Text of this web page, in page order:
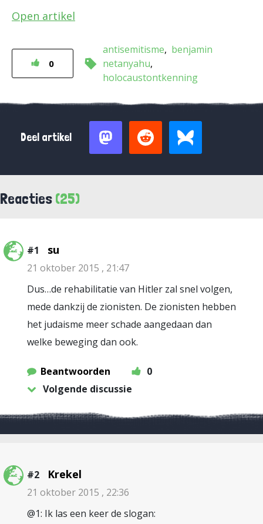
Open artikel
0
antisemitisme
benjamin
netanyahu
holocaustontkenning
Deel artikel
Reacties (25)
#1 su
21 oktober 2015 , 21:47
Dus…de rehabilitatie van Hitler zal snel volgen,
mede dankzij de zionisten. De zionisten hebben
het judaisme meer schade aangedaan dan
welke beweging dan ook.
Beantwoorden
0
Volgende discussie
#2 Krekel
21 oktober 2015 , 22:36
@1: Ik las een keer de slogan: